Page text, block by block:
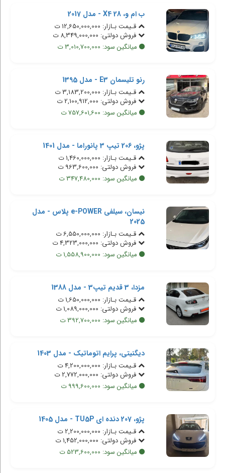
ب ام و، X4 28 - مدل 2017
قـیمت بـازار: 12,650,000,000 ت
فروش دولتی: 8,349,000,000 ت
میانگین سود: 3,010,700,000 ت
رنو تلیسمان E3 - مدل 1395
قـیمت بـازار: 3,183,200,000 ت
فروش دولتی: 2,100,912,000 ت
میانگین سود: 757,601,600 ت
پژو، 206 تیپ 3 پانوراما - مدل 1401
قـیمت بـازار: 1,460,000,000 ت
فروش دولتی: 963,600,000 ت
میانگین سود: 347,480,000 ت
نیسان، سیلفی e-POWER پلاس - مدل
2025
قـیمت بـازار: 6,550,000,000 ت
فروش دولتی: 4,323,000,000 ت
میانگین سود: 1,558,900,000 ت
مزدا، 3 قدیم تیپ3 - مدل 1388
قـیمت بـازار: 1,650,000,000 ت
فروش دولتی: 1,089,000,000 ت
میانگین سود: 392,700,000 ت
دیگنیتی، پرایم اتوماتیک - مدل 1403
قـیمت بـازار: 4,200,000,000 ت
فروش دولتی: 2,772,000,000 ت
میانگین سود: 999,600,000 ت
پژو، 207 دنده ای TU5P - مدل 1405
قـیمت بـازار: 2,200,000,000 ت
فروش دولتی: 1,452,000,000 ت
میانگین سود: 523,600,000 ت